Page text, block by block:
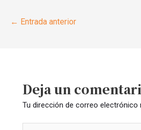
Navegación
← Entrada anterior
Deja un
Tu dirección de correo electrónico